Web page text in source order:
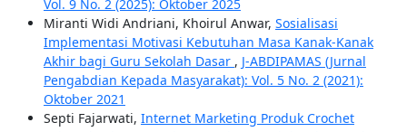
Vol. 9 No. 2 (2025): Oktober 2025
Miranti Widi Andriani, Khoirul Anwar, Sosialisasi
Implementasi Motivasi Kebutuhan Masa Kanak-Kanak
Akhir bagi Guru Sekolah Dasar , J-ABDIPAMAS (Jurnal
Pengabdian Kepada Masyarakat): Vol. 5 No. 2 (2021):
Oktober 2021
Septi Fajarwati, Internet Marketing Produk Crochet